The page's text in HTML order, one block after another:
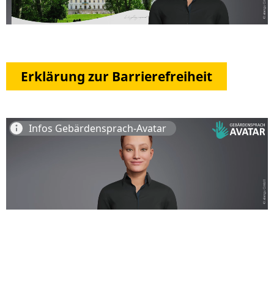
Erklärung zur Barrierefreiheit